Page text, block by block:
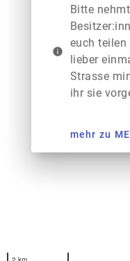
info
Bitte
euch
lieber
Strasse
ihr sie
mehr zu